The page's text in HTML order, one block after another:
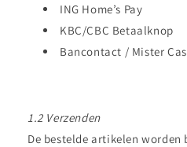
ING Home’s Pay
KBC/CBC Betaalknop
Bancontact / Mister
1.2 Verzenden
De bestelde artikelen worden